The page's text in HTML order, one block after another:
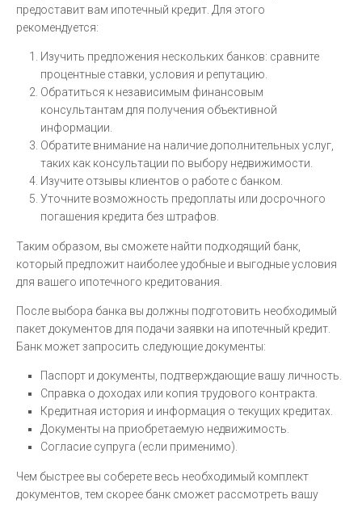
предоставит вам ипотечный кредит. Для этого
рекомендуется:
Изучить предложения нескольких банков: сравните
процентные ставки, условия и репутацию.
Обратиться к независимым финансовым
консультантам для получения объективной
информации.
Обратите внимание на наличие дополнительных услуг,
таких как консультации по выбору недвижимости.
Изучите отзывы клиентов о работе с банком.
Уточните возможность предоплаты или досрочного
погашения кредита без штрафов.
Таким образом, вы сможете найти подходящий банк,
который предложит наиболее удобные и выгодные условия
для вашего ипотечного кредитования.
После выбора банка вы должны подготовить необходимый
пакет документов для подачи заявки на ипотечный кредит.
Банк может запросить следующие документы:
Паспорт и документы, подтверждающие вашу личность.
Справка о доходах или копия трудового контракта.
Кредитная история и информация о текущих кредитах.
Документы на приобретаемую недвижимость.
Согласие супруга (если применимо).
Чем быстрее вы соберете весь необходимый комплект
документов, тем скорее банк сможет рассмотреть вашу